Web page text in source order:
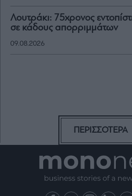
Λουτράκι: 75χρονος
σε κάδους απορριμμάτων
09.08.2026
ΠΕΡΙΣΣΟΤΕΡΑ